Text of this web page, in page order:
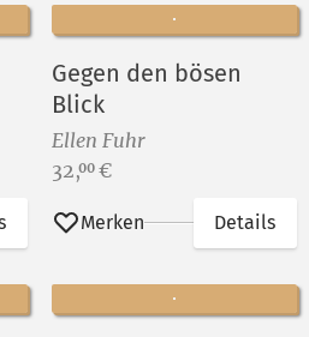
Gegen den bösen
Blick
Ellen Fuhr
Preis:
32,00 €
Merken Details